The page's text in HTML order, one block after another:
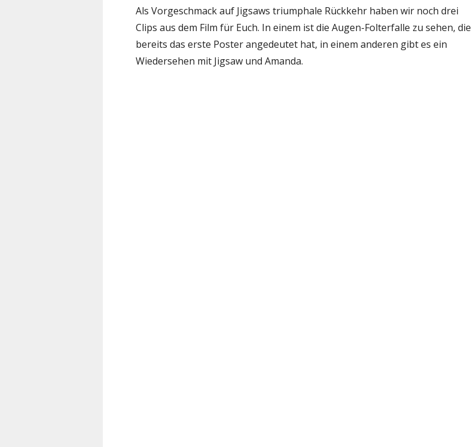
Als Vorgeschmack auf Jigsaws triumphale Rückkehr haben wir noch drei
Clips aus dem Film für Euch. In einem ist die Augen-Folterfalle zu sehen, die
bereits das erste Poster angedeutet hat, in einem anderen gibt es ein
Wiedersehen mit Jigsaw und Amanda.